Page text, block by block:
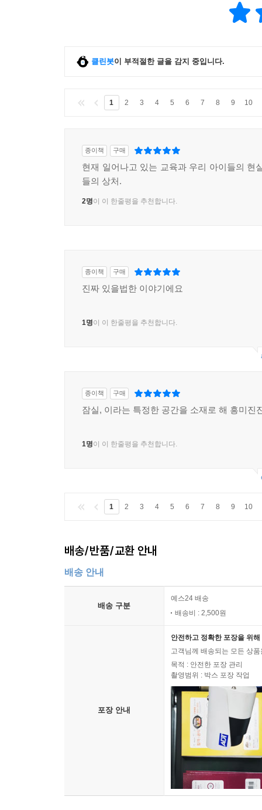
클린봇이 부적절한 글을 감지 중입니다.
1 2 3 4 5 6 7 8 9 10
종이책 구매
현재 일어나고 있는 교육과 우리 아이들의 현
들의 상처.
2명이 이 한줄평을 추천합니다.
종이책 구매
진짜 있을법한 이야기에요
1명이 이 한줄평을 추천합니다.
종이책 구매
잠실, 이라는 특정한 공간을 소재로 해 흥미진
1명이 이 한줄평을 추천합니다.
1 2 3 4 5 6 7 8 9 10
배송/반품/교환 안내
배송 안내
배송 구분
예스24 배송
배송비 : 2,500원
포장 안내
안전하고 정확한 포장을 위
고객님께 배송되는 모든 상
목적 : 안전한 포장 관리
촬영범위 : 박스 포장 작업